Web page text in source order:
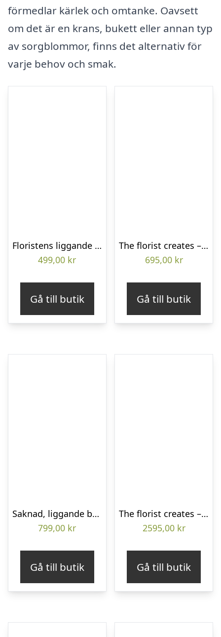
förmedlar kärlek och omtanke. Oavsett
om det är en krans, bukett eller annan typ
av sorgblommor, finns det alternativ för
varje behov och smak.
Floristens liggande bukett
499,00 kr
Gå till butik
The florist creates – Funeral bouquet
695,00 kr
Gå till butik
Saknad, liggande bukett
799,00 kr
Gå till butik
The florist creates – Funeral heart
2595,00 kr
Gå till butik